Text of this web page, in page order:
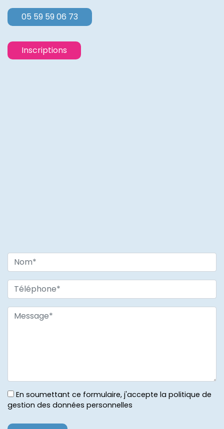
05 59 59 06 73
Inscriptions
En soumettant ce formulaire, j'accepte la politique de
gestion des données personnelles